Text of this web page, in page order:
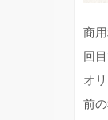
商
回
オ
前